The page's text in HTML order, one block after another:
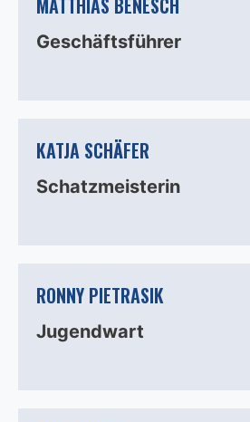
MATTHIAS BENESCH
Geschäftsführer
KATJA SCHÄFER
Schatzmeisterin
RONNY PIETRASIK
Jugendwart